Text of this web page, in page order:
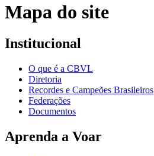
Mapa do site
Institucional
O que é a CBVL
Diretoria
Recordes e Campeões Brasileiros
Federações
Documentos
Aprenda a Voar